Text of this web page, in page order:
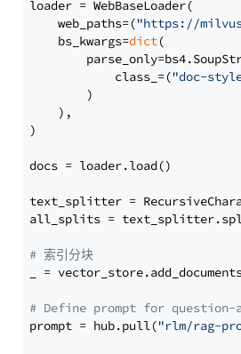
loader = WebBaseLoader(
    web_paths=(
"https://
    bs_kwargs=
dict(
            class_=(
"doc-
        )
    ),
)
docs = loader.load()
text_splitter =
all_splits =
# 索引分块
_ =
# Define prompt for question-
prompt = hub.pull("rlm/rag-